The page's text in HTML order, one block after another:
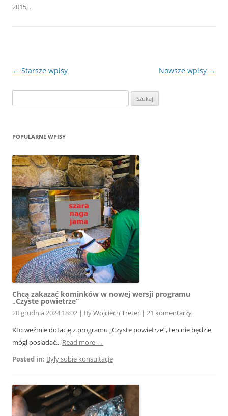
2015, .
Zobacz
← Starsze wpisy Nowsze wpisy →
POPULARNE WPISY
Chcą zakazać kominków w nowej wersji programu
„Czyste powietrze”
20 grudnia 2024 18:02 | ByWojciech Treter | 21 komentarzy
Kto weźmie dotację z programu „Czyste powietrze”, ten nie będzie
mógł posiadać... Read more →
Posted in: Były sobie konsultacje